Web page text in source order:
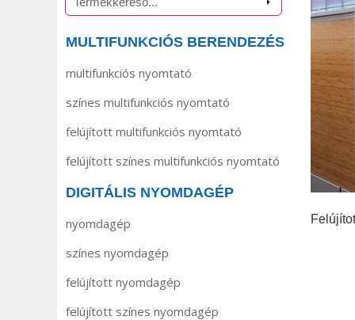
MULTIFUNKCIÓS BERENDEZÉS
multifunkciós nyomtató
színes multifunkciós nyomtató
felújított multifunkciós nyomtató
felújított színes multifunkciós nyomtató
DIGITÁLIS NYOMDAGÉP
nyomdagép
színes nyomdagép
felújított nyomdagép
felújított színes nyomdagép